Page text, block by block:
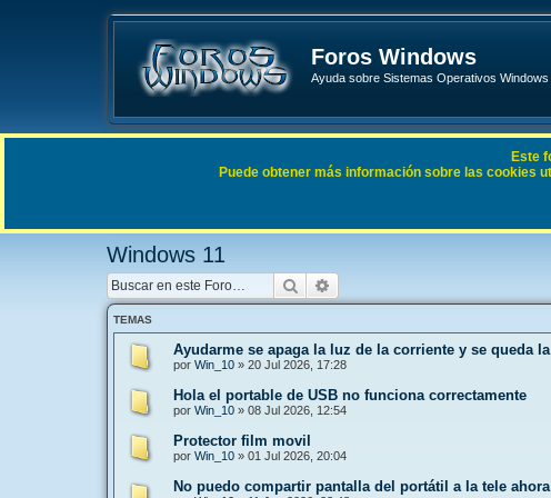
Foros Windows
Ayuda sobre Sistemas Operativos
Enlaces rápidos FAQ
Windows 11
Buscar
TEMAS
Ayudarme se apaga la luz de la corriente y se queda
por Win_10 » 20 Jul 2026, 17:28
Hola el portable de USB no funciona correctamente
por Win_10 » 08 Jul 2026, 12:54
Protector film movil
por Win_10 » 01 Jul 2026, 20:04
No puedo compartir pantalla del portátil a la tele ahora
Este
Puede obtener más información sobre las cookies